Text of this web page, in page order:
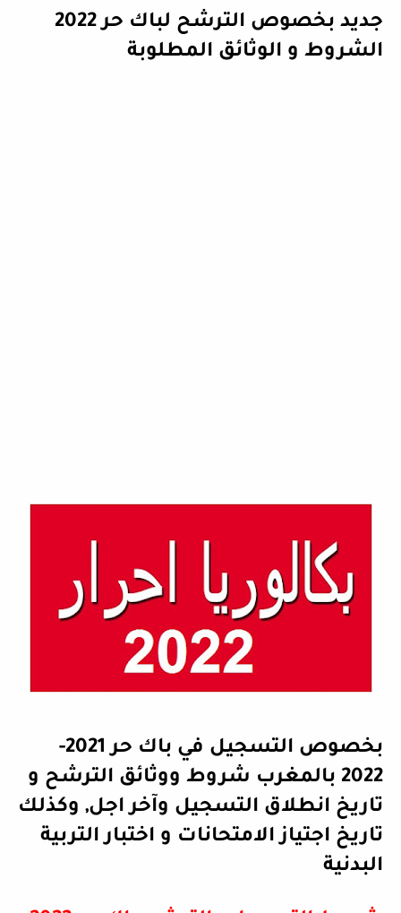
جديد بخصوص الترشح لباك حر 2022
الشروط و الوثائق المطلوبة
بخصوص التسجيل في باك حر 2021-
2022 بالمغرب شروط ووثائق الترشح و
تاريخ انطلاق التسجيل وآخر اجل, وكذلك
تاريخ اجتياز الامتحانات و اختبار التربية
البدنية